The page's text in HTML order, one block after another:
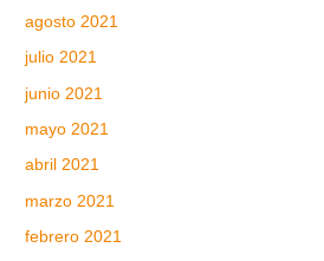
agosto 2021
julio 2021
junio 2021
mayo 2021
abril 2021
marzo 2021
febrero 2021